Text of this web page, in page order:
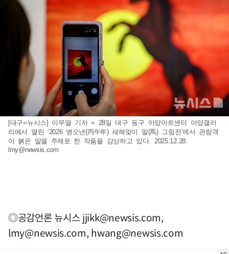
[대구=뉴시스] 이무열 기자 = 28일 대구 동구 아양아트센터 아양갤러
리에서 열린 ‘2026 병오년(丙午年) 새해맞이 말(馬) 그림전’에서 관람객
이 붉은 말을 주제로 한 작품을 감상하고 있다. 2025.12.28.
lmy@newsis.com
◎공감언론 뉴시스jjikk@newsis.com,
lmy@newsis.com,hwang@newsis.com